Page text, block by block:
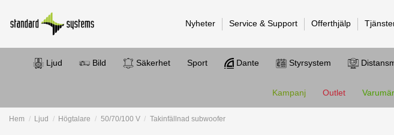
Nyheter Service & Support Offerthjälp
Ljud Bild Säkerhet Sport Dante Styrsystem
Kampanj Outlet
Hem Ljud Högtalare 50/70/100 V Takinfällnad subwoofer